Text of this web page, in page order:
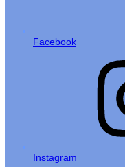
Facebook
Instagram